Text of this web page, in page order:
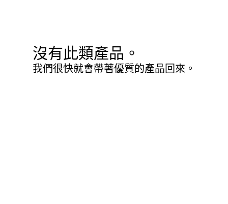
沒有此類產品。
我們很快就會帶著優質的產品回來。